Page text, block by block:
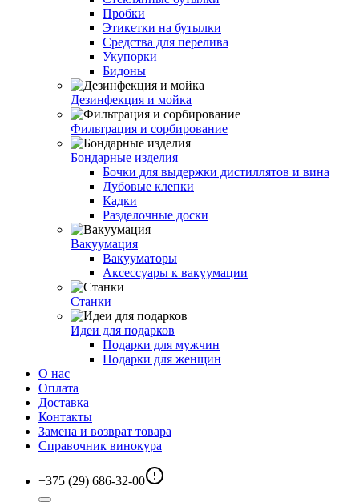
Пробки
Этикетки на бутылки
Средства для перелива
Укупорки
Бидоны
Дезинфекция и мойка
Фильтрация и сорбирование
Бондарные изделия
Бочки для выдержки дистиллятов и вина
Дубовые клепки
Кадки
Разделочные доски
Вакуумация
Вакууматоры
Аксессуары к вакуумации
Станки
Идеи для подарков
Подарки для мужчин
Подарки для женщин
О нас
Оплата
Доставка
Контакты
Замена и возврат товара
Справочник винокура
+375 (29) 686-32-00